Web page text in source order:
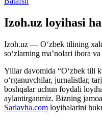
Izoh.uz loyihasi
Izoh.uz — O‘zbek tilining
so‘zlarning ma’nolari ibora
Yillar davomida “O‘zbek tili
o‘rganuvchilar, jurnalistlar,
boshqalar uchun foydali
aylantirganmiz. Bizning jamoa
Sarlavha.com loyihalarini